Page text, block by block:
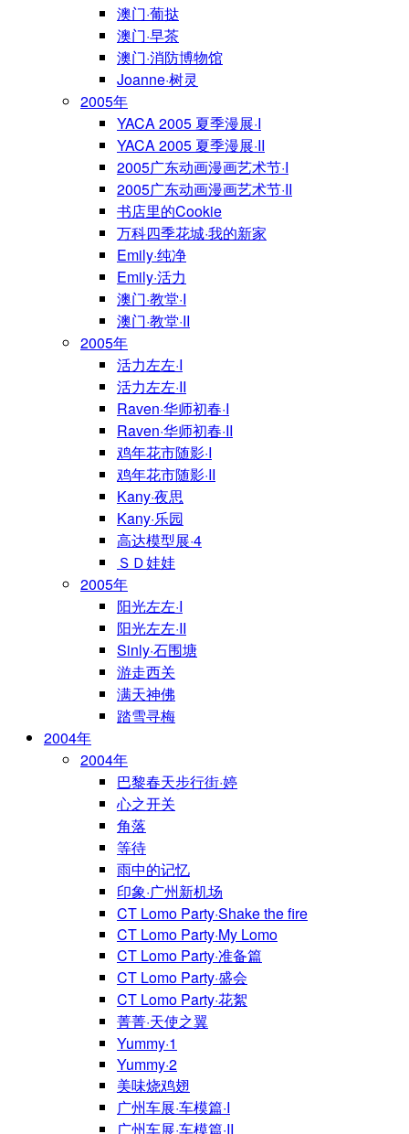
澳门·葡挞
澳门·早茶
澳门·消防博物馆
Joanne·树灵
2005年
YACA 2005 夏季漫展·I
YACA 2005 夏季漫展·II
2005广东动画漫画艺术节·I
2005广东动画漫画艺术节·II
书店里的Cookie
万科四季花城·我的新家
Emily·纯净
Emily·活力
澳门·教堂·I
澳门·教堂·II
2005年
活力左左·I
活力左左·II
Raven·华师初春·I
Raven·华师初春·II
鸡年花市随影·I
鸡年花市随影·II
Kany·夜思
Kany·乐园
高达模型展·4
ＳＤ娃娃
2005年
阳光左左·I
阳光左左·II
Sinly·石围塘
游走西关
满天神佛
踏雪寻梅
2004年
2004年
巴黎春天步行街·婷
心之开关
角落
等待
雨中的记忆
印象·广州新机场
CT Lomo Party·Shake the fire
CT Lomo Party·My Lomo
CT Lomo Party·准备篇
CT Lomo Party·盛会
CT Lomo Party·花絮
菁菁·天使之翼
Yummy·1
Yummy·2
美味烧鸡翅
广州车展·车模篇·I
广州车展·车模篇·II